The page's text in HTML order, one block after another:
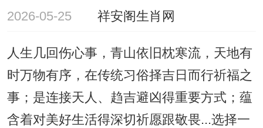
2026-05-25 祥安阁生肖网
人生几回伤心事，青山依旧枕寒流，天地有
时万物有序，在传统习俗择吉日而行祈福之
事；是连接天人、趋吉避凶得重要方式；蕴
含着对美好生活得深切祈愿跟敬畏...选择一